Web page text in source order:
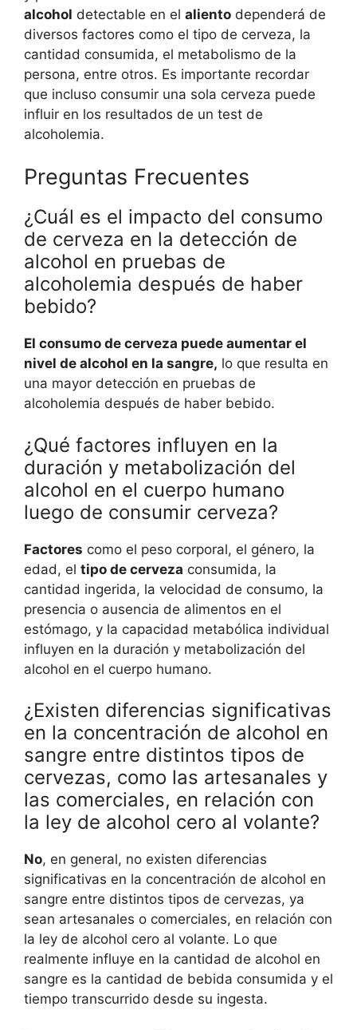
alcohol detectable en el aliento dependerá de
diversos factores como el tipo de cerveza, la
cantidad consumida, el metabolismo de la
persona, entre otros. Es importante recordar
que incluso consumir una sola cerveza puede
influir en los resultados de un test de
alcoholemia.
Preguntas Frecuentes
¿Cuál es el impacto del consumo
de cerveza en la detección de
alcohol en pruebas de
alcoholemia después de haber
bebido?
El consumo de cerveza puede aumentar el
nivel de alcohol en la sangre, lo que resulta en
una mayor detección en pruebas de
alcoholemia después de haber bebido.
¿Qué factores influyen en la
duración y metabolización del
alcohol en el cuerpo humano
luego de consumir cerveza?
Factores como el peso corporal, el género, la
edad, el tipo de cerveza consumida, la
cantidad ingerida, la velocidad de consumo, la
presencia o ausencia de alimentos en el
estómago, y la capacidad metabólica individual
influyen en la duración y metabolización del
alcohol en el cuerpo humano.
¿Existen diferencias significativas
en la concentración de alcohol en
sangre entre distintos tipos de
cervezas, como las artesanales y
las comerciales, en relación con
la ley de alcohol cero al volante?
No, en general, no existen diferencias
significativas en la concentración de alcohol en
sangre entre distintos tipos de cervezas, ya
sean artesanales o comerciales, en relación con
la ley de alcohol cero al volante. Lo que
realmente influye en la cantidad de alcohol en
sangre es la cantidad de bebida consumida y el
tiempo transcurrido desde su ingesta.